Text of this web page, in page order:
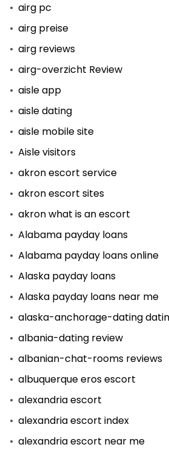
airg pc
airg preise
airg reviews
airg-overzicht Review
aisle app
aisle dating
aisle mobile site
Aisle visitors
akron escort service
akron escort sites
akron what is an escort
Alabama payday loans
Alabama payday loans online
Alaska payday loans
Alaska payday loans near me
alaska-anchorage-dating
albania-dating review
albanian-chat-rooms reviews
albuquerque eros escort
alexandria escort
alexandria escort index
alexandria escort near me